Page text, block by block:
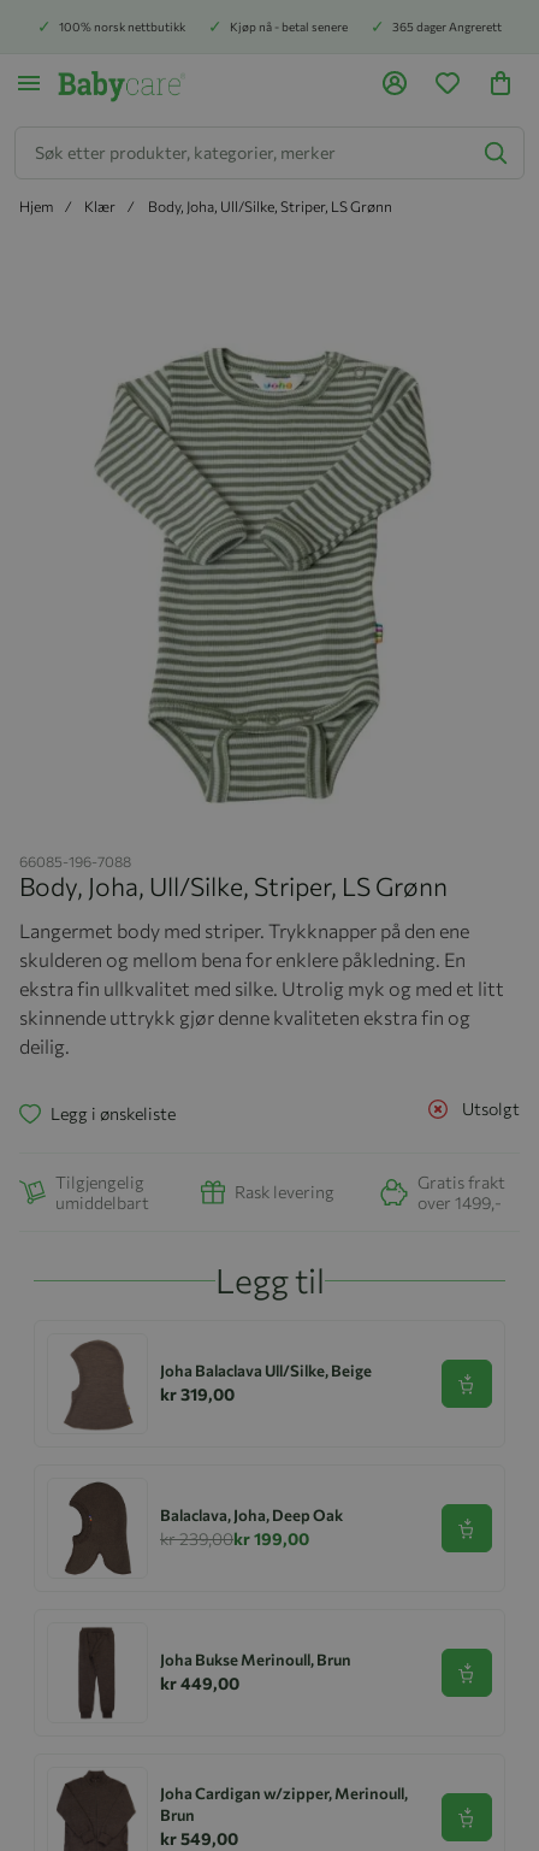
100% norsk nettbutikk Kjøp nå - betal senere 365 dager Angrerett
Hjem Klær Body, Joha, Ull/Silke, Striper, LS Grønn
66085-196-7088
Body, Joha, Ull/Silke, Striper, LS Grønn
Langermet body med striper. Trykknapper på den ene
skulderen og mellom bena for enklere påkledning. En
ekstra fin ullkvalitet med silke. Utrolig myk og med et litt
skinnende uttrykk gjør denne kvaliteten ekstra fin og
deilig.
Utsolgt
Legg i ønskeliste
Tilgjengelig
umiddelbart
Rask levering
Gratis frakt
over 1499,-
Legg til
Joha Balaclava Ull/Silke, Beige
kr 319,00 Se
Balaclava, Joha, Deep Oak
kr 239,00kr 199,00 Se
Joha Bukse Merinoull, Brun
kr 449,00 Se
Joha Cardigan w/zipper, Merinoull,
Brun
kr 549,00
Se